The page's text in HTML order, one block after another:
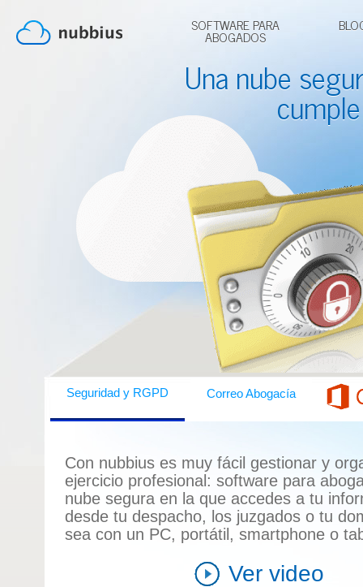
SOFTWARE PARA
ABOGADOS
Una nube
Seguridad y RGPD Correo Abogacía
Con nubbius es muy fácil gestionar y
ejercicio profesional: software para
nube segura en la que accedes a tu
desde tu despacho, los juzgados o tu
sea con un PC, portátil, smartphone o
Ver video